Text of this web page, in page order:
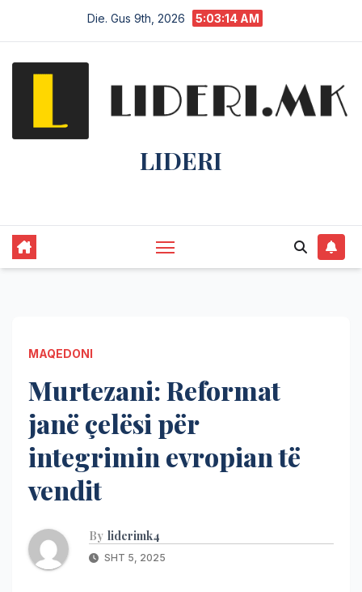
Die. Gus 9th, 2026 5:03:14 AM
LIDERI
MAQEDONI
Murtezani: Reformat
janë çelësi për
integrimin evropian të
vendit
By liderimk4
SHT 5, 2025